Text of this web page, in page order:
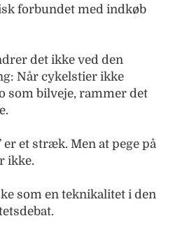
forbundet med indkøb
det ikke ved den
Når cykelstier ikke
som bilveje, rammer det
er et stræk. Men at pege på
ikke.
som en teknikalitet i den